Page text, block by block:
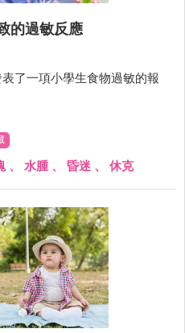
的過敏反應
了一項小學生食物過敏的報
、 水腫、 昏迷 、 休克